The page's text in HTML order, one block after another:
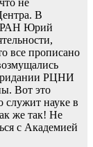
не
В
РАН Юрий
все прописано
РЦНИ
Вот это
служит науке в
же так! Не
с Академией